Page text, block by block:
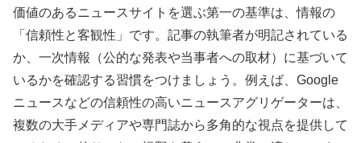
価値のあるニュースサイトを選ぶ第一の基準は、情報の
「信頼性と客観性」です。記事の執筆者が明記されている
か、一次情報（公的な発表や当事者への取材）に基づいて
いるかを確認する習慣をつけましょう。例えば、Google
ニュースなどの信頼性の高いニュースアグリゲーターは、
複数の大手メディアや専門誌から多角的な視点を提供して